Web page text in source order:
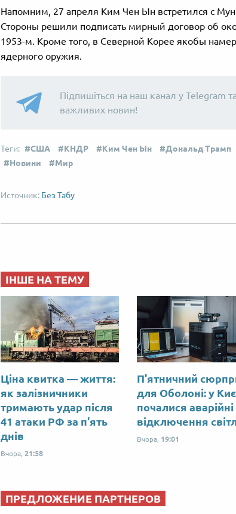
Напомним, 27 апреля Ким Чен Ын встретился с
Стороны решили подписать мирный договор об
1953-м. Кроме того, в Северной Корее якобы
ядерного оружия.
Підпишіться на наш канал у Telegram
важливих новин!
США КНДР Ким Чен Ын Дональд Трамп
Новини
Мир
Без Табу
ІНШЕ НА ТЕМУ
Ціна квитка — життя:
як залізничники
тримають удар після
41 атаки РФ за п'ять
днів
Вчора, 21:58
П'ятничний
для Оболоні: у
почалися аварійні
відключення
Вчора, 19:01
ПРЕДЛОЖЕНИЕ ПАРТНЕРОВ